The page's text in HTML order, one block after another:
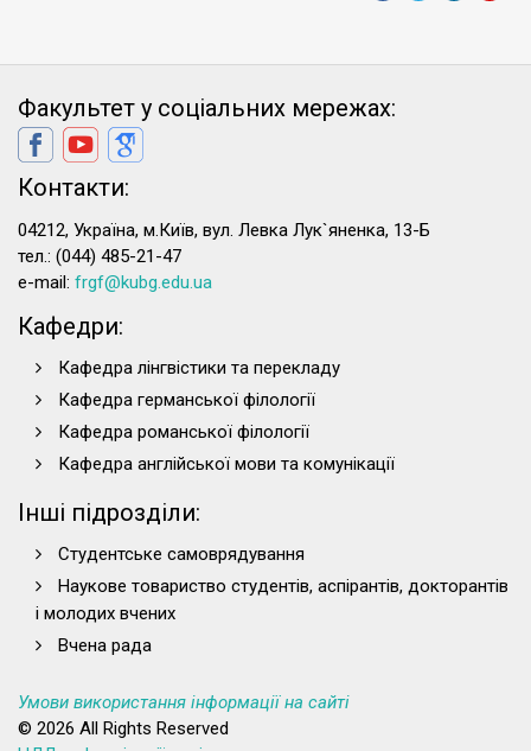
Факультет у соціальних мережах:
Контакти:
04212, Україна, м.Київ, вул. Левка Лук`яненка, 13-Б
тел.: (044) 485-21-47
e-mail: frgf@kubg.edu.ua
Кафедри:
Кафедра лінгвістики та перекладу
Кафедра германської філології
Кафедра романської філології
Кафедра англійської мови та комунікації
Інші підрозділи:
Студентське самоврядування
Наукове товариство студентів, аспірантів, докторантів
і молодих вчених
Вчена рада
Умови використання інформації на сайті
© 2026 All Rights Reserved